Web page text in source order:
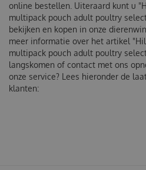
online bestellen. Uiteraard kunt u
multipack pouch adult poultry
bekijken en kopen in onze
meer informatie over het artikel
multipack pouch adult poultry
langskomen of contact met ons
onze service? Lees hieronder de
klanten: